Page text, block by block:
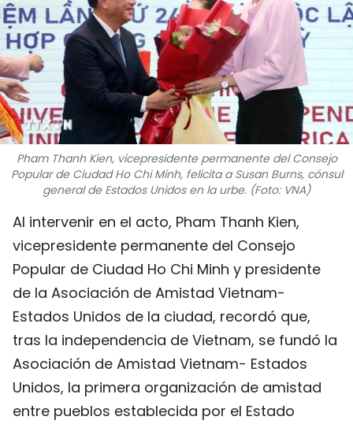
FOTOGRAFÍA
¿QUIÉNES SOMOS?
TIẾNG VIỆT
ENGLISH
中文
FRANÇAIS
РУССКИЙ
Pham Thanh Kien, vicepresidente permanente del Consejo
Popular de Ciudad Ho Chi Minh, felicita a Susan Burns, cónsul
general de Estados Unidos en la urbe. (Foto: VNA)
Al intervenir en el acto, Pham Thanh Kien,
vicepresidente permanente del Consejo
Popular de Ciudad Ho Chi Minh y presidente
de la Asociación de Amistad Vietnam-
Estados Unidos de la ciudad, recordó que,
tras la independencia de Vietnam, se fundó la
Asociación de Amistad Vietnam- Estados
Unidos, la primera organización de amistad
entre pueblos establecida por el Estado